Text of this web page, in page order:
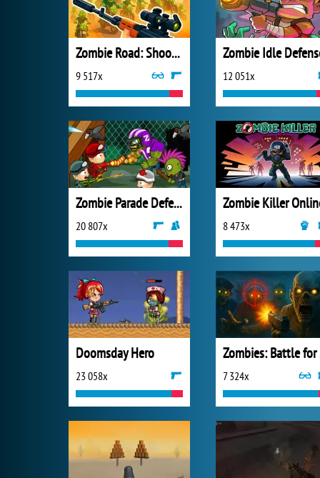
Zombie Road: Shooter with Destruction
9 517x
Zombie Idle
12 051x
Zombie Parade Defense 3
20 807x
Zombie Killer
8 473x
Doomsday Hero
23 058x 7 324x